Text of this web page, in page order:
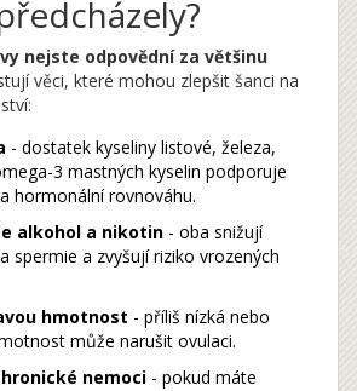
vy nejste odpovědní za většinu
věci, které mohou zlepšit šanci na
- dostatek kyseliny listové, železa,
3 mastných kyselin podporuje
hormonální rovnováhu.
alkohol a nikotin - oba snižují
spermie a zvyšují riziko vrozených
hmotnost - příliš nízká nebo
může narušit ovulaci.
nemoci - pokud máte